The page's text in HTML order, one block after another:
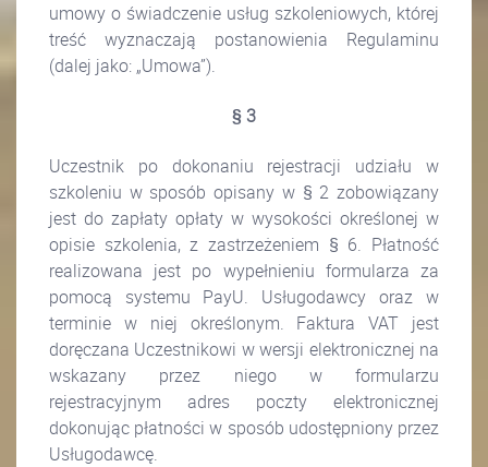
umowy o świadczenie usług szkoleniowych, której
treść wyznaczają postanowienia Regulaminu
(dalej jako: „Umowa”).
§ 3
Uczestnik po dokonaniu rejestracji udziału w
szkoleniu w sposób opisany w § 2 zobowiązany
jest do zapłaty opłaty w wysokości określonej w
opisie szkolenia, z zastrzeżeniem § 6. Płatność
realizowana jest po wypełnieniu formularza za
pomocą systemu PayU.
Usługodawcy oraz w
terminie w niej określonym. Faktura VAT jest
doręczana Uczestnikowi w wersji elektronicznej na
wskazany przez niego w formularzu
rejestracyjnym adres poczty elektronicznej
dokonując płatności w sposób udostępniony przez
Usługodawcę.